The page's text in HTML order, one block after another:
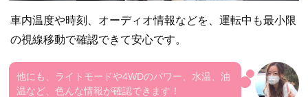
車内温度や時刻、オーディオ情報などを、運転中も最小限
の視線移動で確認できて安心です。
他にも、ライトモードや4WDのパワー、水温、油
温など、色んな情報が確認できます！